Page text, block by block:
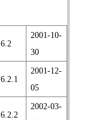
6.2
2001-10-
30
6.2.1
2001-12-
05
6.2.2
2002-03-